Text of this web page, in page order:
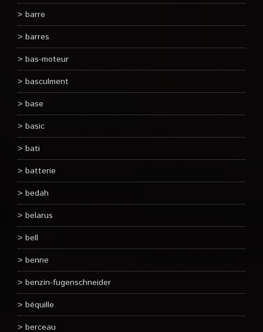
barre
barres
bas-moteur
basculment
base
basic
bati
batterie
bedah
belarus
bell
benne
benzin-fugenschneider
béquille
berceau